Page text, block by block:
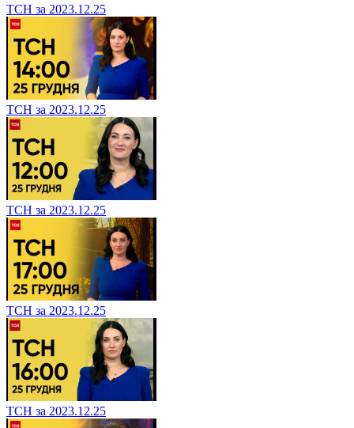
ТСН за 2023.12.25
ТСН за 2023.12.25
ТСН за 2023.12.25
ТСН за 2023.12.25
ТСН за 2023.12.25